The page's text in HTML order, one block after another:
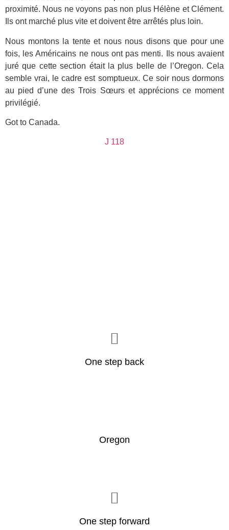
proximité. Nous ne voyons pas non plus Hélène et Clément.
Ils ont marché plus vite et doivent être arrêtés plus loin.
Nous montons la tente et nous nous disons que pour une
fois, les Américains ne nous ont pas menti. Ils nous avaient
juré que cette section était la plus belle de l’Oregon. Cela
semble vrai, le cadre est somptueux. Ce soir nous dormons
au pied d’une des Trois Sœurs et apprécions ce moment
privilégié.
Got to Canada.
J 118
One step back
Oregon
One step forward